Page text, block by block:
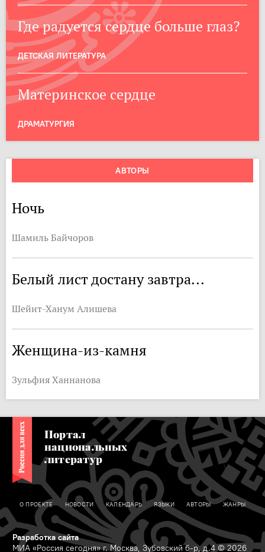
Где радуется сердце больше глаз?
ДЕТСКАЯ ЛИТЕРАТУРА
Материнское сердце
ДРАМАТУРГИЯ
АВТОРЫ
Ночь
Шамиль Байчоров
Белый лист достану завтра...
Шейит-Ханум Алишева
Женщина-из-камня
Зульфия Ханнанова
Портал
национальных
литератур
О ПРОЕКТЕ НОВОСТИ КАЛЕНДАРЬ ЯЗЫКИ АВТОРЫ ЖАНРЫ
Разработка сайта
МИА «Россия сегодня» г. Москва, Зубовский б-р, д.4 © 2026